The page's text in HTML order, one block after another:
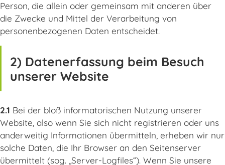
Person, die allein oder gemeinsam mit anderen über
die Zwecke und Mittel der Verarbeitung von
personenbezogenen Daten entscheidet.
2) Datenerfassung beim Besuch
unserer Website
2.1 Bei der bloß informatorischen Nutzung unserer
Website, also wenn Sie sich nicht registrieren oder uns
anderweitig Informationen übermitteln, erheben wir nur
solche Daten, die Ihr Browser an den Seitenserver
übermittelt (sog. „Server-Logfiles“). Wenn Sie unsere